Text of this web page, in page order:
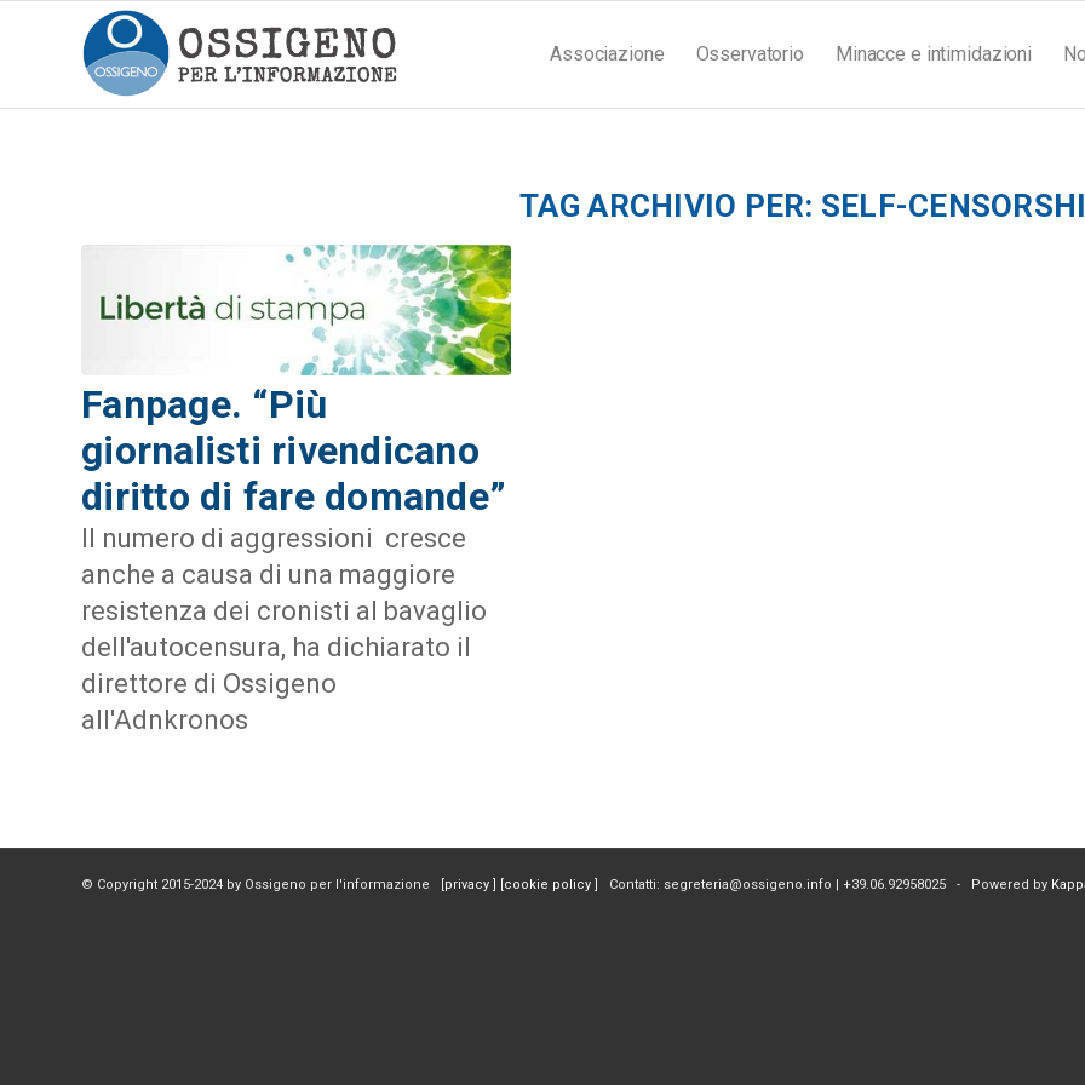
Associazione Osservatorio Minacce e intimidazioni
TAG ARCHIVIO PER: SELF-
Fanpage. “Più
giornalisti rivendicano
diritto di fare domande”
Il numero di aggressioni cresce
anche a causa di una maggiore
resistenza dei cronisti al bavaglio
dell'autocensura, ha dichiarato il
direttore di Ossigeno
all'Adnkronos
© Copyright 2015-2024 by Ossigeno per l'informazione [privacy ] [cookie policy ] Contatti: segreteria@ossigeno.info | +39.06.92958025 - Powered by